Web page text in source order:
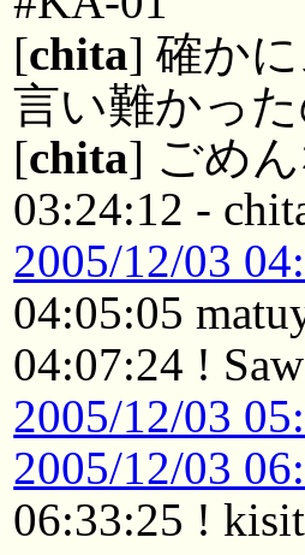
[chita] 確か
言い難かっ
[chita] ごめ
03:24:12 -
2005/12/03
04:05:05
04:07:24 !
2005/12/03
2005/12/03
06:33:25 !